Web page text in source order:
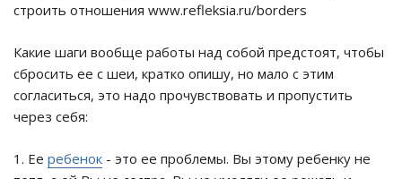
строить отношения www.refleksia.ru/borders
Какие шаги вообще работы над собой предстоят, чтобы
сбросить ее с шеи, кратко опишу, но мало с этим
согласиться, это надо прочувствовать и пропустить
через себя:
1. Ее ребенок - это ее проблемы. Вы этому ребенку не